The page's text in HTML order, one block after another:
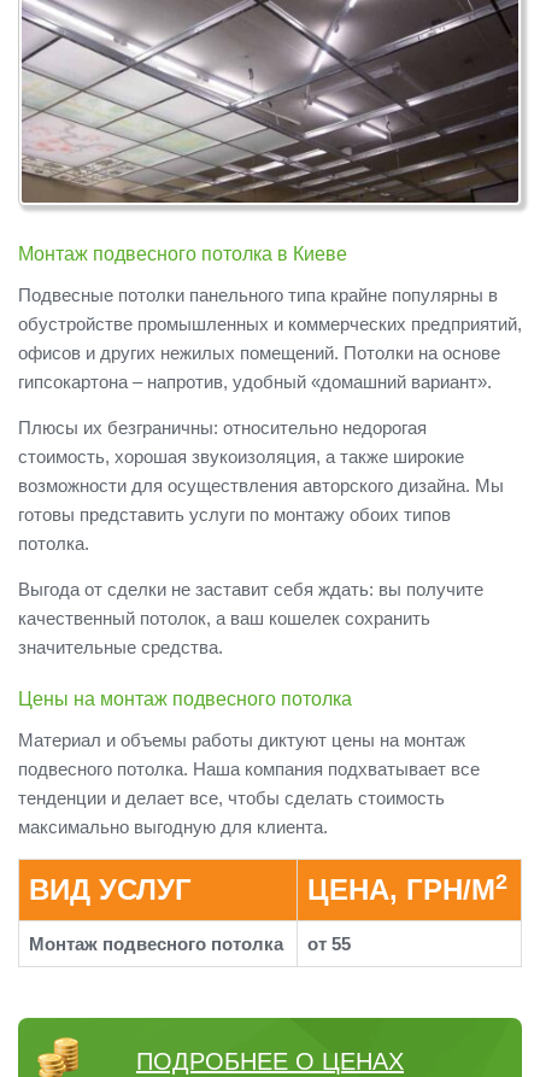
Монтаж подвесного потолка в Киеве
Подвесные потолки панельного типа крайне популярны в
обустройстве промышленных и коммерческих предприятий,
офисов и других нежилых помещений. Потолки на основе
гипсокартона – напротив, удобный «домашний вариант».
Плюсы их безграничны: относительно недорогая
стоимость, хорошая звукоизоляция, а также широкие
возможности для осуществления авторского дизайна. Мы
готовы представить услуги по монтажу обоих типов
потолка.
Выгода от сделки не заставит себя ждать: вы получите
качественный потолок, а ваш кошелек сохранить
значительные средства.
Цены на монтаж подвесного потолка
Материал и объемы работы диктуют цены на монтаж
подвесного потолка. Наша компания подхватывает все
тенденции и делает все, чтобы сделать стоимость
максимально выгодную для клиента.
ВИД УСЛУГ ЦЕНА, ГРН/М2
Монтаж подвесного потолка от 55
ПОДРОБНЕЕ О ЦЕНАХ